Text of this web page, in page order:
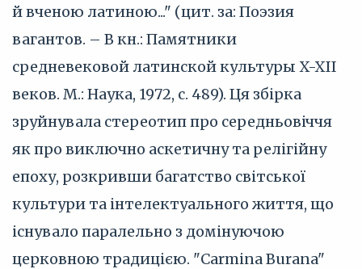
й вченою латиною..." (цит. за: Поэзия
вагантов. – В кн.: Памятники
средневековой латинской культуры X-XII
веков. М.: Наука, 1972, с. 489). Ця збірка
зруйнувала стереотип про середньовіччя
як про виключно аскетичну та релігійну
епоху, розкривши багатство світської
культури та інтелектуального життя, що
існувало паралельно з домінуючою
церковною традицією. "Carmina Burana"